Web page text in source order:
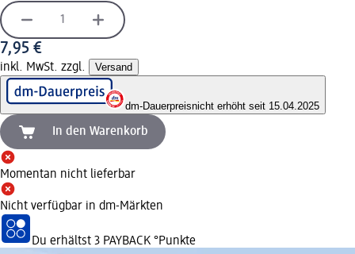
7,95 €
inkl. MwSt. zzgl. Versand
dm-Dauerpreisnicht erhöht seit 15.04.2025
In den Warenkorb
Momentan nicht lieferbar
Nicht verfügbar in dm-Märkten
Du erhältst 3 PAYBACK °Punkte